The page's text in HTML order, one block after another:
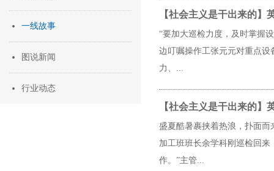
一线故事
图说新闻
行业动态
【社会主义是干出来的】
“要加大巡检力度，及时掌握
边叮嘱操作工张元元对重点设
力、...
【社会主义是干出来的】
盛夏酷暑裹挟着热浪，扑面而
加工班班长余学科刚巡检回
作。”主管...